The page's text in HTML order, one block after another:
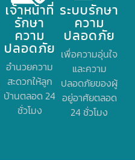
เจ้าหน้าที่
รักษา
ความ
ปลอดภัย
อำนวยความ
สะดวกให้ลูก
บ้านตลอด 24
ชั่วโมง
ระบบรักษา
ความ
ปลอดภัย
เพื่อความอุ่นใจ
และความ
ปลอดภัยของผู้
อยู่อาศัยตลอด
24 ชั่วโมง